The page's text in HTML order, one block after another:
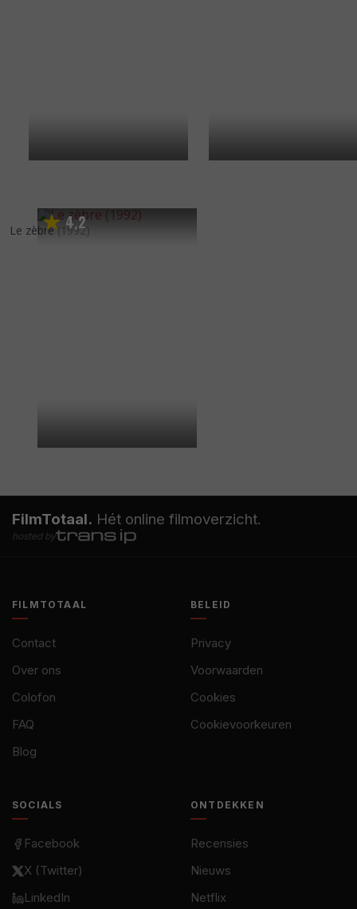
4,2
Le zèbre (1992)
FilmTotaal. Hét online filmoverzicht.
hosted by
FILMTOTAAL
Contact
Over ons
Colofon
FAQ
Blog
BELEID
Privacy
Voorwaarden
Cookies
Cookievoorkeuren
SOCIALS
Facebook
X (Twitter)
LinkedIn
ONTDEKKEN
Recensies
Nieuws
Netflix